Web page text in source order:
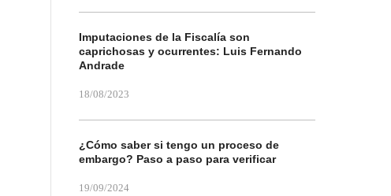
Imputaciones de la Fiscalía son
caprichosas y ocurrentes: Luis Fernando
Andrade
18/08/2023
¿Cómo saber si tengo un proceso de
embargo? Paso a paso para verificar
19/09/2024